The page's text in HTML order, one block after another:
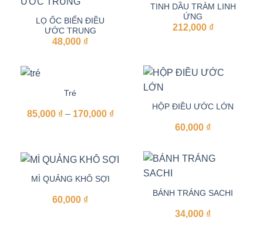
LỌ ỐC BIỂN ĐIỀU
ƯỚC TRUNG
48,000 ₫
TINH DẦU TRÀM LINH
ỨNG
212,000 ₫
Tré
85,000 ₫ – 170,000 ₫Khoảng
170,000 ₫
HỘP ĐIỀU ƯỚC LỚN
60,000 ₫
MÌ QUẢNG KHÔ SỢI
60,000 ₫
BÁNH TRÁNG SACHI
34,000 ₫